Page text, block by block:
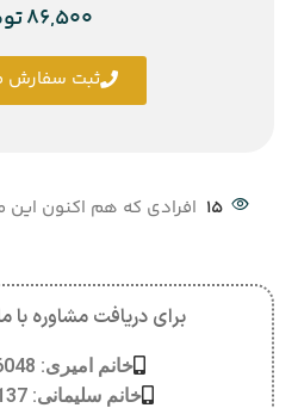
15 افرادی که هم اکنون این
برای دریافت مشاوره با
خانم امیری: 09192146048
خانم سلیمانی: 09192402137
86,500
ثبت سفارش